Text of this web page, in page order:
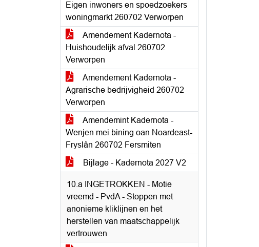
Eigen inwoners en spoedzoekers
woningmarkt 260702 Verworpen
Amendement Kadernota -
Huishoudelijk afval 260702
Verworpen
Amendement Kadernota -
Agrarische bedrijvigheid 260702
Verworpen
Amendemint Kadernota -
Wenjen mei bining oan Noardeast-
Fryslân 260702 Fersmiten
Bijlage - Kadernota 2027 V2
10.a INGETROKKEN - Motie
vreemd - PvdA - Stoppen met
anonieme kliklijnen en het
herstellen van maatschappelijk
vertrouwen